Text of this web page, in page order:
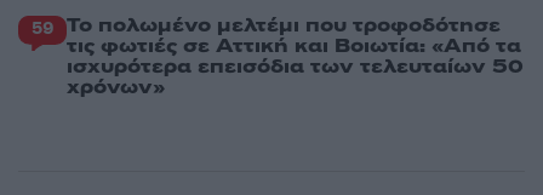
59 Το πολωμένο μελτέμι που τροφοδότησε
τις φωτιές σε Αττική και Βοιωτία: «Από τα
ισχυρότερα επεισόδια των τελευταίων 50
χρόνων»